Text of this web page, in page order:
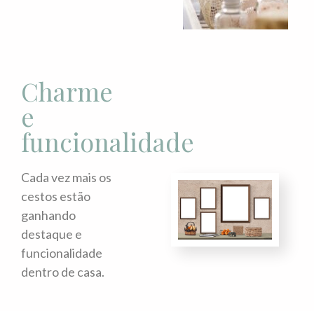
Charme
e
funcionalidade
Cada vez mais os
cestos estão
ganhando
destaque e
funcionalidade
dentro de casa.